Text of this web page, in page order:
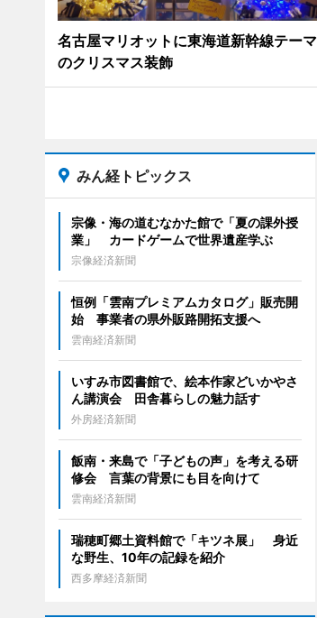
名古屋マリオットに東海道新幹線テーマ
のクリスマス装飾
みん経トピックス
宗像・海の道むなかた館で「夏の課外授
業」 カードゲームで世界遺産学ぶ
宗像経済新聞
恒例「雲南プレミアムカタログ」販売開
始 事業者の県外販路開拓支援へ
雲南経済新聞
いすみ市図書館で、絵本作家どいかやさ
ん講演会 田舎暮らしの魅力話す
外房経済新聞
飯南・来島で「子どもの声」を考える研
修会 言葉の背景にも目を向けて
雲南経済新聞
瑞穂町郷土資料館で「キツネ展」 身近
な野生、10年の記録を紹介
西多摩経済新聞